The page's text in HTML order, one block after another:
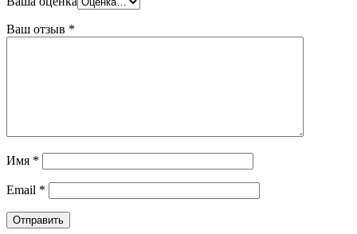
Ваш отзыв *
Имя *
Email *